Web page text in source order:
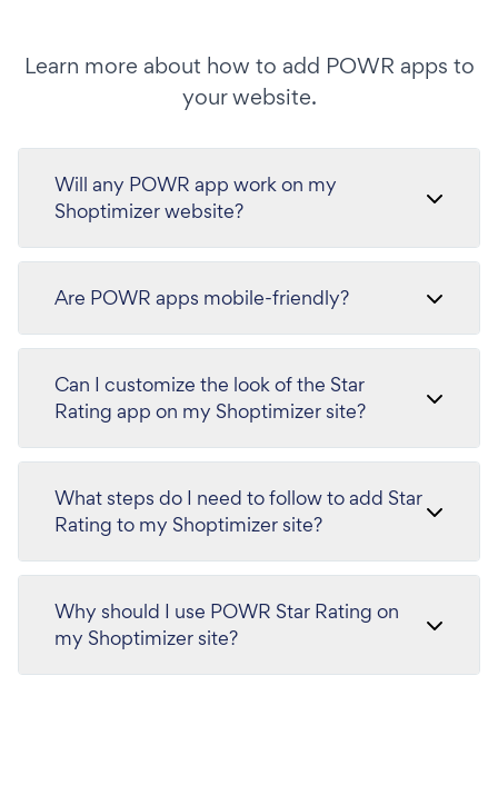
Learn more about how to add POWR apps to
your website.
Will any POWR app work on my
Shoptimizer website?
Are POWR apps mobile-friendly?
Can I customize the look of the Star
Rating app on my Shoptimizer site?
What steps do I need to follow to add Star
Rating to my Shoptimizer site?
Why should I use POWR Star Rating on
my Shoptimizer site?